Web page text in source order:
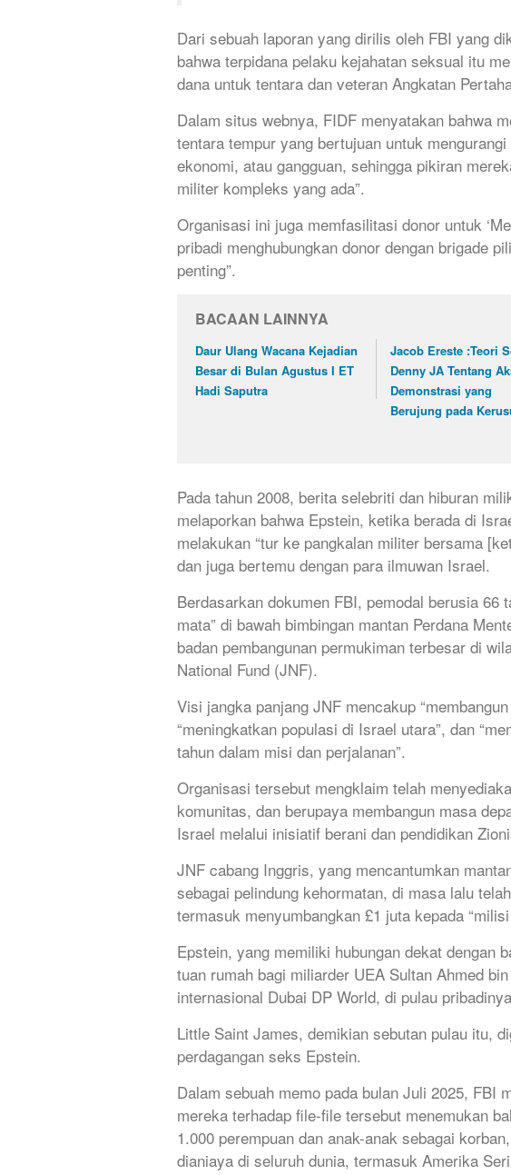
Dari sebuah laporan yang dirilis oleh FBI yang
bahwa terpidana pelaku kejahatan seksual itu
dana untuk tentara dan veteran Angkatan
Dalam situs webnya, FIDF menyatakan bahwa
tentara tempur yang bertujuan untuk
ekonomi, atau gangguan, sehingga pikiran
militer kompleks yang ada”.
Organisasi ini juga memfasilitasi donor untuk
pribadi menghubungkan donor dengan brigade
penting”.
BACAAN LAINNYA
Daur Ulang Wacana Kejadian
Besar di Bulan Agustus I ET
Hadi Saputra
Jacob Ereste :Teori
Denny JA Tentang
Demonstrasi yang
Berujung pada
Pada tahun 2008, berita selebriti dan hiburan
melaporkan bahwa Epstein, ketika berada di
melakukan “tur ke pangkalan militer bersama
dan juga bertemu dengan para ilmuwan Israel.
Berdasarkan dokumen FBI, pemodal berusia 66
mata” di bawah bimbingan mantan Perdana
badan pembangunan permukiman terbesar di
National Fund (JNF).
Visi jangka panjang JNF mencakup
“meningkatkan populasi di Israel utara”, dan
tahun dalam misi dan perjalanan”.
Organisasi tersebut mengklaim telah
komunitas, dan berupaya membangun masa
Israel melalui inisiatif berani dan pendidikan
JNF cabang Inggris, yang mencantumkan
sebagai pelindung kehormatan, di masa lalu
termasuk menyumbangkan £1 juta kepada
Epstein, yang memiliki hubungan dekat dengan
tuan rumah bagi miliarder UEA Sultan Ahmed
internasional Dubai DP World, di pulau
Little Saint James, demikian sebutan pulau itu,
perdagangan seks Epstein.
Dalam sebuah memo pada bulan Juli 2025, FBI
mereka terhadap file-file tersebut menemukan
1.000 perempuan dan anak-anak sebagai
dianiaya di seluruh dunia, termasuk Amerika